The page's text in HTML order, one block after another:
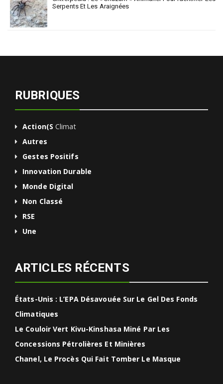
Serpents Et Les Araignées
RUBRIQUES
Action(s Climat
Autres
Gestes Positifs
Innovation Durable
Monde Digital
Non Classé
RSE
Une
ARTICLES RÉCENTS
États-Unis : L’EPA Désavouée Sur Le Gel Des Fonds
Climatiques
Le Couloir Vert Kivu-Kinshasa Miné Par Les
Concessions Pétrolières Et Minières
Chanel, Le Procès Qui Fait Tomber Le Masque